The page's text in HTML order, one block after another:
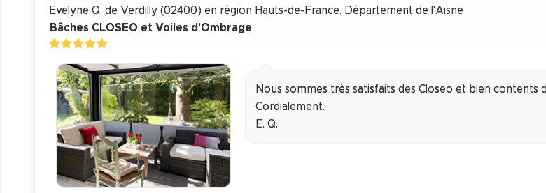
Evelyne Q. de Verdilly (02400) en région Hauts-de-France. Département de l'Aisne
Bâches CLOSEO et Voiles d'Ombrage
Nous sommes très satisfaits des Closeo et bien contents
Cordialement.
E. Q.